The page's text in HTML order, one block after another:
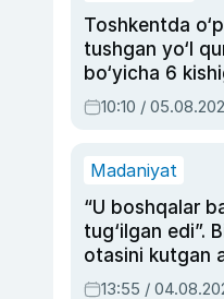
Toshkentda
tushgan yo‘l
bo‘yicha 6
hukmi o‘qildi
10:10 /
Madaniyat
“U boshqalar
tug‘ilgan edi”.
otasini kutgan
dublyaj ustasi
13:55 /